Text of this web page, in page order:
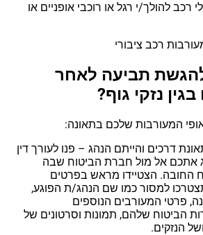
להולך/י רגל או רוכבי אופניים או
רכב ציבורי
תביעה לאחר
נזקי גוף?
המעורבות שלכם בתאונה:
דרכים והייתם הנהג – פנו לעורך דין
אתכם אל מול חברת הביטוח שבה
החובה. הצטיידו מראש בפרטים
למסור כמו שם הנהג/ת הפוגע,
פרטי המעורבים הנוספים
הביטוח שלהם, תמונות וסרטונים של
הנזקים.